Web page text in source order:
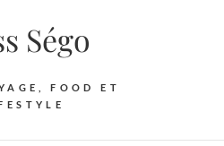
Ségo
FOOD ET